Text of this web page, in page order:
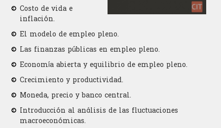
Costo de vida e
inflación.
El modelo de empleo pleno.
Las finanzas públicas en empleo pleno.
Economía abierta y equilibrio de empleo pleno.
Crecimiento y productividad.
Moneda, precio y banco central.
Introducción al análisis de las fluctuaciones
macroeconómicas.